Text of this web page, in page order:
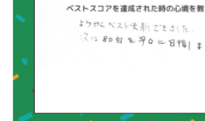
レッスン内容
ゴルフが楽しみたい（初心者）
シングルを目指したい（中・上級者）